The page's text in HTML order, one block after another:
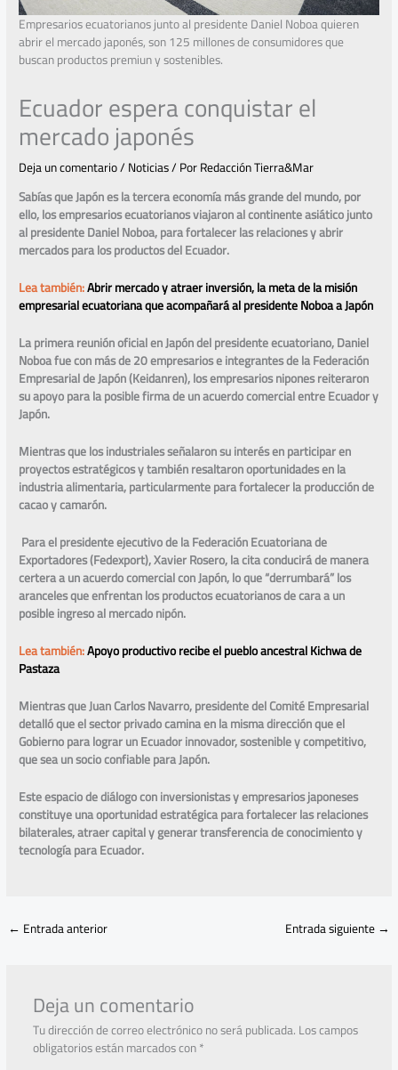
Empresarios ecuatorianos junto al presidente Daniel Noboa quieren
abrir el mercado japonés, son 125 millones de consumidores que
buscan productos premiun y sostenibles.
Ecuador espera conquistar el
mercado japonés
Deja un comentario/Noticias/ PorRedacción Tierra&Mar
Sabías que Japón es la tercera economía más grande del mundo, por
ello, los empresarios ecuatorianos viajaron al continente asiático junto
al presidente Daniel Noboa, para fortalecer las relaciones y abrir
mercados para los productos del Ecuador.
Lea también:Abrir mercado y atraer inversión, la meta de la misión
empresarial ecuatoriana que acompañará al presidente Noboa a Japón
La primera reunión oficial en Japón del presidente ecuatoriano, Daniel
Noboa fue con más de 20 empresarios e integrantes de la Federación
Empresarial de Japón (Keidanren), los empresarios nipones reiteraron
su apoyo para la posible firma de un acuerdo comercial entre Ecuador y
Japón.
Mientras que los industriales señalaron su interés en participar en
proyectos estratégicos y también resaltaron oportunidades en la
industria alimentaria, particularmente para fortalecer la producción de
cacao y camarón.
Para el presidente ejecutivo de la Federación Ecuatoriana de
Exportadores (Fedexport), Xavier Rosero, la cita conducirá de manera
certera a un acuerdo comercial con Japón, lo que “derrumbará” los
aranceles que enfrentan los productos ecuatorianos de cara a un
posible ingreso al mercado nipón.
Lea también:Apoyo productivo recibe el pueblo ancestral Kichwa de
Pastaza
Mientras que Juan Carlos Navarro, presidente del Comité Empresarial
detalló que el sector privado camina en la misma dirección que el
Gobierno para lograr un Ecuador innovador, sostenible y competitivo,
que sea un socio confiable para Japón.
Este espacio de diálogo con inversionistas y empresarios japoneses
constituye una oportunidad estratégica para fortalecer las relaciones
bilaterales, atraer capital y generar transferencia de conocimiento y
tecnología para Ecuador.
← Entrada anterior Entrada siguiente→
Deja un comentario
Tu dirección de correo electrónico no será publicada.Los campos
obligatorios están marcados con*